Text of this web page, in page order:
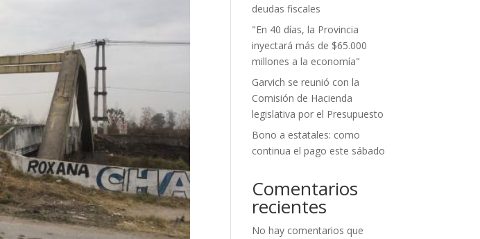
deudas fiscales
"En 40 días, la Provincia
inyectará más de $65.000
millones a la economía"
Garvich se reunió con la
Comisión de Hacienda
legislativa por el Presupuesto
Bono a estatales: como
continua el pago este sábado
Comentarios
recientes
No hay comentarios que